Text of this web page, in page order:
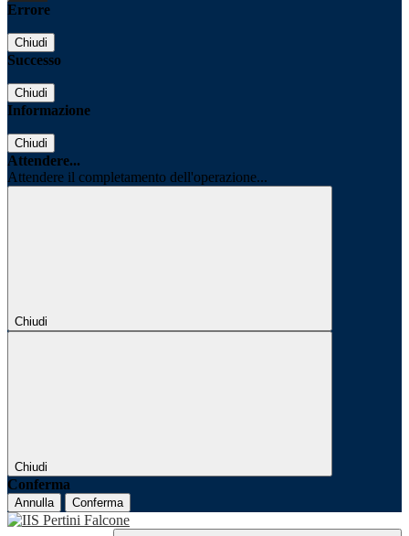
Errore
Chiudi
Successo
Chiudi
Informazione
Chiudi
Attendere...
Attendere il completamento dell'operazione...
Chiudi
Chiudi
Conferma
Annulla Conferma